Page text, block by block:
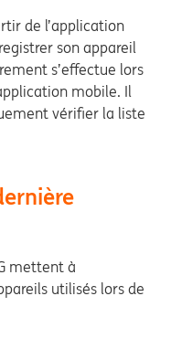
de l’application
son appareil
s’effectue lors
mobile. Il
vérifier la liste
mettent à
utilisés lors de